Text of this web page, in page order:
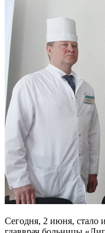
Сегодня, 2 июня, стало